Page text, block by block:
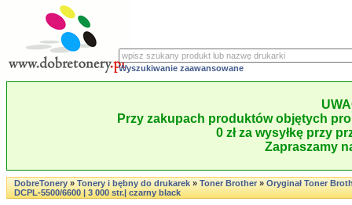
Wyszukiwanie zaawansowane
Przy zakupach produktów objętych
0 zł za wysyłkę przy
Zapraszamy
DobreTonery»Tonery i bębny do drukarek»Toner Brother»Oryginał Toner
DCPL-5500/6600 | 3 000 str.| czarny black